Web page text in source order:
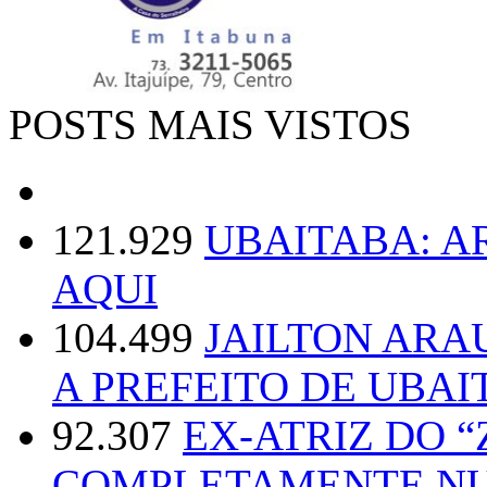
POSTS MAIS VISTOS
121.929 UBAITABA:
AQUI
104.499 JAILTON
A PREFEITO DE
92.307 EX-ATRIZ DO